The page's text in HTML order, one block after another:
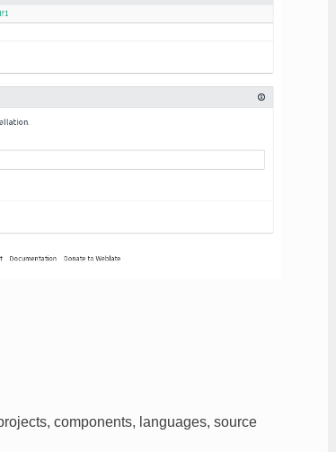
components, languages, source